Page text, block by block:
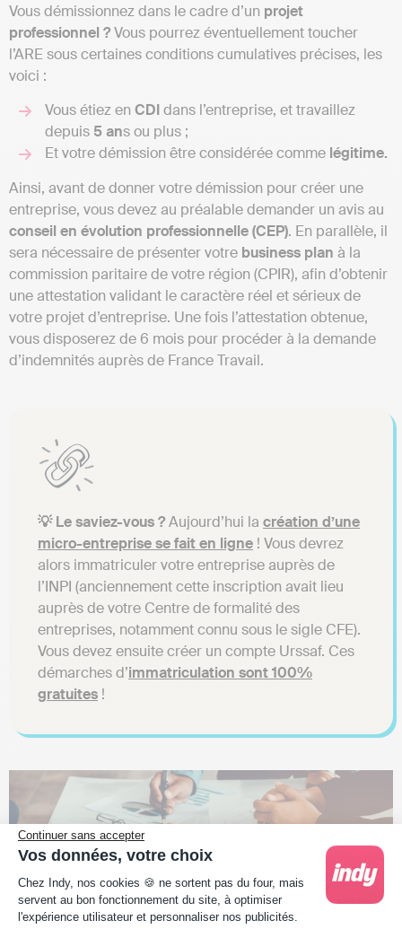
Continuer sans accepter
Vos données, votre choix
Plateforme de Gestion du Consentement :
Chez Indy, nos cookies 🍪 ne sortent pas du four, mais
servent au bon fonctionnement du site, à optimiser
l'expérience utilisateur et personnaliser nos publicités.
Vous démissionnez dans le cadre d’un projet
professionnel ?Vous pourrez éventuellement toucher
l’ARE sous certaines conditions cumulatives précises, les
voici :
Vous étiez en CDIdans l’entreprise, et travaillez
depuis 5 ans ou plus ;
Et votre démission être considérée comme légitime.
Ainsi, avant de donner votre démission pour créer une
entreprise, vous devez au préalable demander un avis au
conseil en évolution professionnelle (CEP). En parallèle, il
sera nécessaire de présenter votre business plan à la
commission paritaire de votre région (CPIR), afin d’obtenir
une attestation validant le caractère réel et sérieux de
votre projet d’entreprise. Une fois l’attestation obtenue,
vous disposerez de 6 mois pour procéder à la demande
d’indemnités auprès de France Travail.
💡 Le saviez-vous ?Aujourd’hui la création d’une
micro-entreprise se fait en ligne ! Vous devrez
alors immatriculer votre entreprise auprès de
l’INPI (anciennement cette inscription avait lieu
auprès de votre Centre de formalité des
entreprises, notamment connu sous le sigle CFE).
Vous devez ensuite créer un compte Urssaf. Ces
démarches d’immatriculation sont 100%
gratuites !